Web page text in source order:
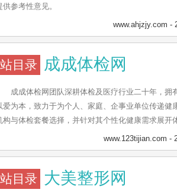
理念，形成了以“教授、病案、图书馆”著称的协和“
等一代医学大师和多位中国现代医学的领军人物，
协和内涵和发展愿景。 目前，医院共有4个院区、
4000余名、两院院士3人、临床和医技科室53个、
点专科29个、博士点32个、硕士点26个、国家级继
范化培训专业基地19个、国家专科医师规范化培训
张，年手术量58904人次、年出院病人10万余人次
协和人在迈向百年的新征程中，将始终秉承“以人
，不忘初心，砥砺前行,向着建设“中国特色、世界
供参考性意见。
www.ahjzjy.com -
目录 成成体检网
成成体检网团队深耕体检及医疗行业二十年，拥
爱为本，致力于为个人、家庭、企事业单位传递健
构与体检套餐选择，并针对其个性化健康需求展开
www.123tijian.com -
目录 大美整形网